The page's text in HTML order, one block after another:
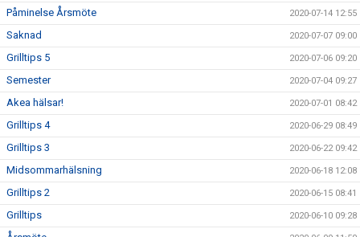
Påminelse Årsmöte 2020-07-14 12:55
Saknad 2020-07-07 09:00
Grilltips 5 2020-07-06 09:20
Semester 2020-07-04 09:27
Akea hälsar! 2020-07-01 08:42
Grilltips 4 2020-06-29 08:49
Grilltips 3 2020-06-22 09:42
Midsommarhälsning 2020-06-18 12:08
Grilltips 2 2020-06-15 08:41
Grilltips 2020-06-10 09:28